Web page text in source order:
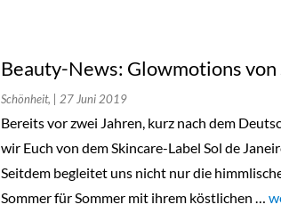
Beauty-News: Glowmotions von
Schönheit, | 27 Juni 2019
Bereits vor zwei Jahren, kurz nach dem
wir Euch von dem Skincare-Label Sol de
Seitdem begleitet uns nicht nur die
Sommer für Sommer mit ihrem köstlichen …